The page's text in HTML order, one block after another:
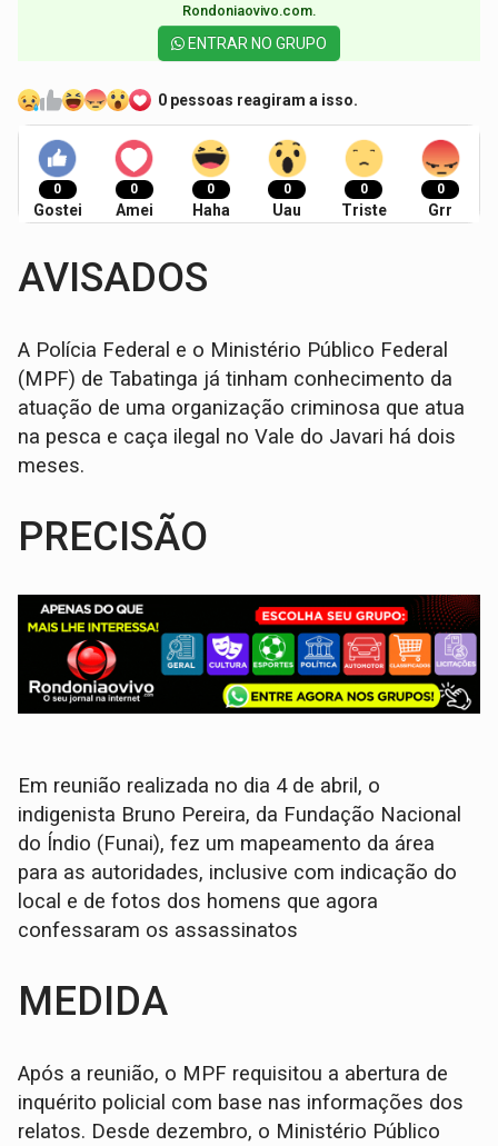
Rondoniaovivo.com.​
ENTRAR NO GRUPO
0 pessoas reagiram a isso.
0
Gostei
0
Amei
0
Haha
0
Uau
0
Triste
0
Grr
AVISADOS
A Polícia Federal e o Ministério Público Federal
(MPF) de Tabatinga já tinham conhecimento da
atuação de uma organização criminosa que atua
na pesca e caça ilegal no Vale do Javari há dois
meses.
PRECISÃO
Em reunião realizada no dia 4 de abril, o
indigenista Bruno Pereira, da Fundação Nacional
do Índio (Funai), fez um mapeamento da área
para as autoridades, inclusive com indicação do
local e de fotos dos homens que agora
confessaram os assassinatos
MEDIDA
Após a reunião, o MPF requisitou a abertura de
inquérito policial com base nas informações dos
relatos. Desde dezembro, o Ministério Público